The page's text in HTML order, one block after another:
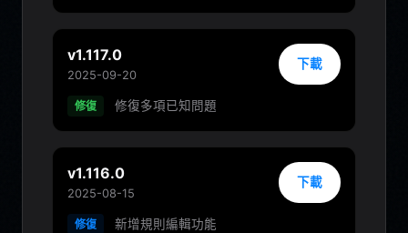
v1.117.0
2025-09-20
下載
修復 修復多項已知問題
v1.116.0
2025-08-15
下載
修復 新增規則編輯功能